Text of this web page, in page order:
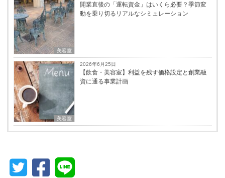
美容室
開業直後の「運転資金」はいくら必要？季節変
動を乗り切るリアルなシミュレーション
美容室
2026年6月25日
【飲食・美容室】利益を残す価格設定と創業融
資に通る事業計画